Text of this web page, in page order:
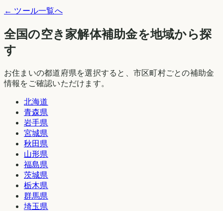
← ツール一覧へ
全国の空き家解体補助金を地域から探
す
お住まいの都道府県を選択すると、市区町村ごとの補助金
情報をご確認いただけます。
北海道
青森県
岩手県
宮城県
秋田県
山形県
福島県
茨城県
栃木県
群馬県
埼玉県